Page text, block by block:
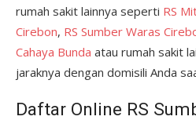
rumah sakit lainnya seperti RS
Cirebon, RS Sumber Waras
Cahaya Bunda atau rumah sakit
jaraknya dengan domisili Anda
Daftar Online RS